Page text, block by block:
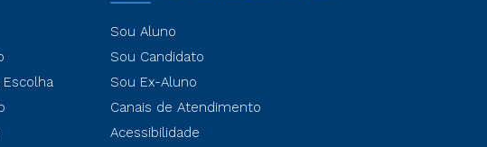
Sou Aluno
Sou Candidato
Sou Ex-Aluno
Canais de Atendimento
Acessibilidade